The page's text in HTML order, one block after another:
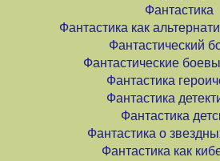
Фантастика
Фантастика как
Фантастический
Фантастические
Фантастика
Фантастика
Фантастика
Фантастика о
Фантастика как